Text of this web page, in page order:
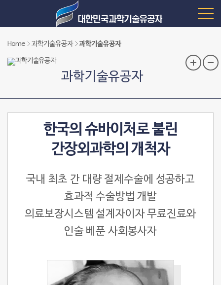
Home 과학기술유공자 과학기술유공자
과학기술유공자
한국의 슈바이처로 불린
간장외과학의 개척자
국내 최초 간 대량 절제수술에 성공하고
효과적 수술방법 개발
의료보장시스템 설계자이자 무료진료와
인술 베푼 사회봉사자